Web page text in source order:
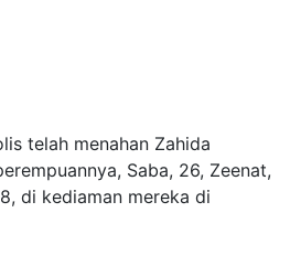
telah menahan Zahida
Saba, 26, Zeenat,
di kediaman mereka di